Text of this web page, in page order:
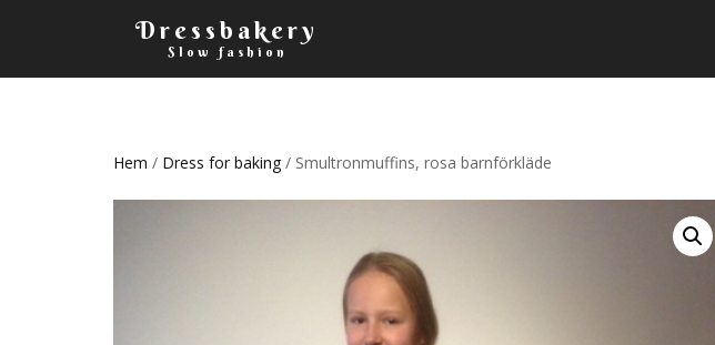
Dressbakery
Slow fashion
Hem / Dress for baking / Smultronmuffins, rosa barnförkläde